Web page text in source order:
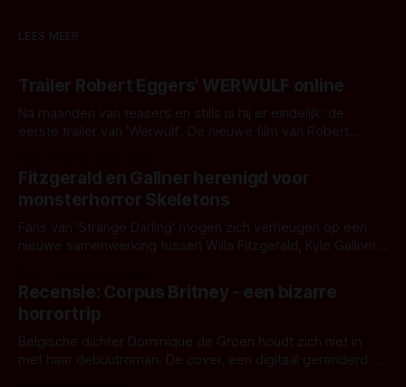
LEES MEER
Trailer Robert Eggers' WERWULF online
Na maanden van teasers en stills is hij er eindelijk: de
eerste trailer van 'Werwulf'. De nieuwe film van Robert
kille stijl vol folklore en mythe. Het topic deze keer is (kon
het het al raden?)... de weerwolf. Kijk je mee?
Fitzgerald en Gallner herenigd voor
monsterhorror Skeletons
Fans van 'Strange Darling' mogen zich verheugen op een
nieuwe samenwerking tussen Willa Fitzgerald, Kyle Gallner
'Skeletons', een nieuwe creature feature waarvoor de
opnames zijn gestart in Australië.
Recensie: Corpus Britney - een bizarre
horrortrip
Belgische dichter Dominique de Groen houdt zich niet in
met haar debuutroman. De cover, een digitaal gerenderd en